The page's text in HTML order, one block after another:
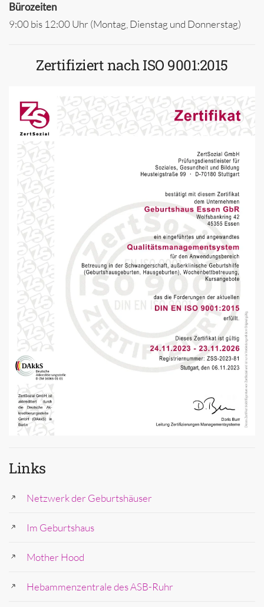
Bürozeiten
9:00 bis 12:00 Uhr (Montag, Dienstag und Donnerstag)
Zertifiziert nach ISO 9001:2015
Links
Netzwerk der Geburtshäuser
Im Geburtshaus
Mother Hood
Hebammenzentrale des ASB-Ruhr